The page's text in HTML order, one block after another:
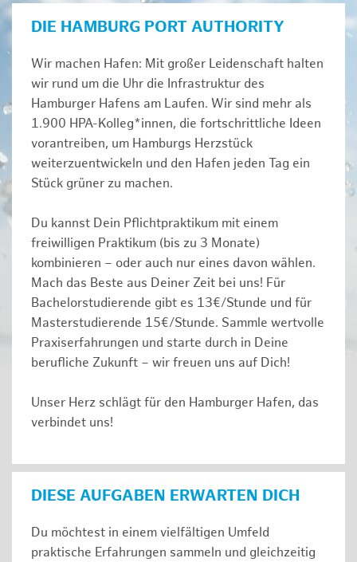
DIE HAMBURG PORT AUTHORITY
Wir machen Hafen: Mit großer Leidenschaft halten
wir rund um die Uhr die Infrastruktur des
Hamburger Hafens am Laufen. Wir sind mehr als
1.900 HPA-Kolleg*innen, die fortschrittliche Ideen
vorantreiben, um Hamburgs Herzstück
weiterzuentwickeln und den Hafen jeden Tag ein
Stück grüner zu machen.
Du kannst Dein Pflichtpraktikum mit einem
freiwilligen Praktikum (bis zu 3 Monate)
kombinieren – oder auch nur eines davon wählen.
Mach das Beste aus Deiner Zeit bei uns! Für
Bachelorstudierende gibt es 13€/Stunde und für
Masterstudierende 15€/Stunde. Sammle wertvolle
Praxiserfahrungen und starte durch in Deine
berufliche Zukunft – wir freuen uns auf Dich!
Unser Herz schlägt für den Hamburger Hafen, das
verbindet uns!
DIESE AUFGABEN ERWARTEN DICH
Du möchtest in einem vielfältigen Umfeld
praktische Erfahrungen sammeln und gleichzeitig